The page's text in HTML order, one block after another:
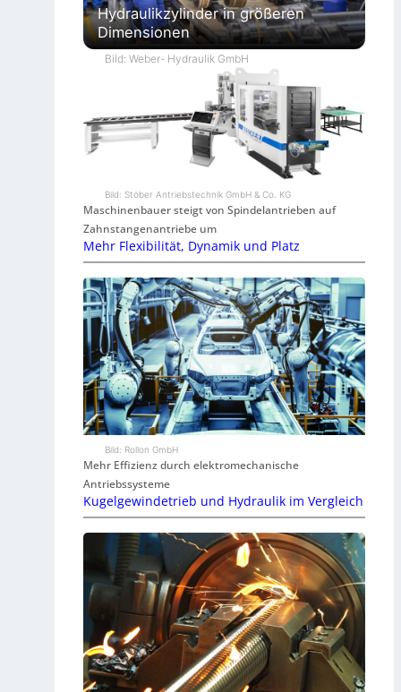
Hydraulikzylinder in größeren
Dimensionen
Bild: Weber- Hydraulik GmbH
Bild: Stöber Antriebstechnik GmbH & Co. KG
Maschinenbauer steigt von Spindelantrieben auf
Zahnstangenantriebe um
Mehr Flexibilität, Dynamik und Platz
Bild: Rollon GmbH
Mehr Effizienz durch elektromechanische
Antriebssysteme
Kugelgewindetrieb und Hydraulik im Vergleich